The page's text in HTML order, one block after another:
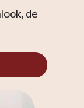
de